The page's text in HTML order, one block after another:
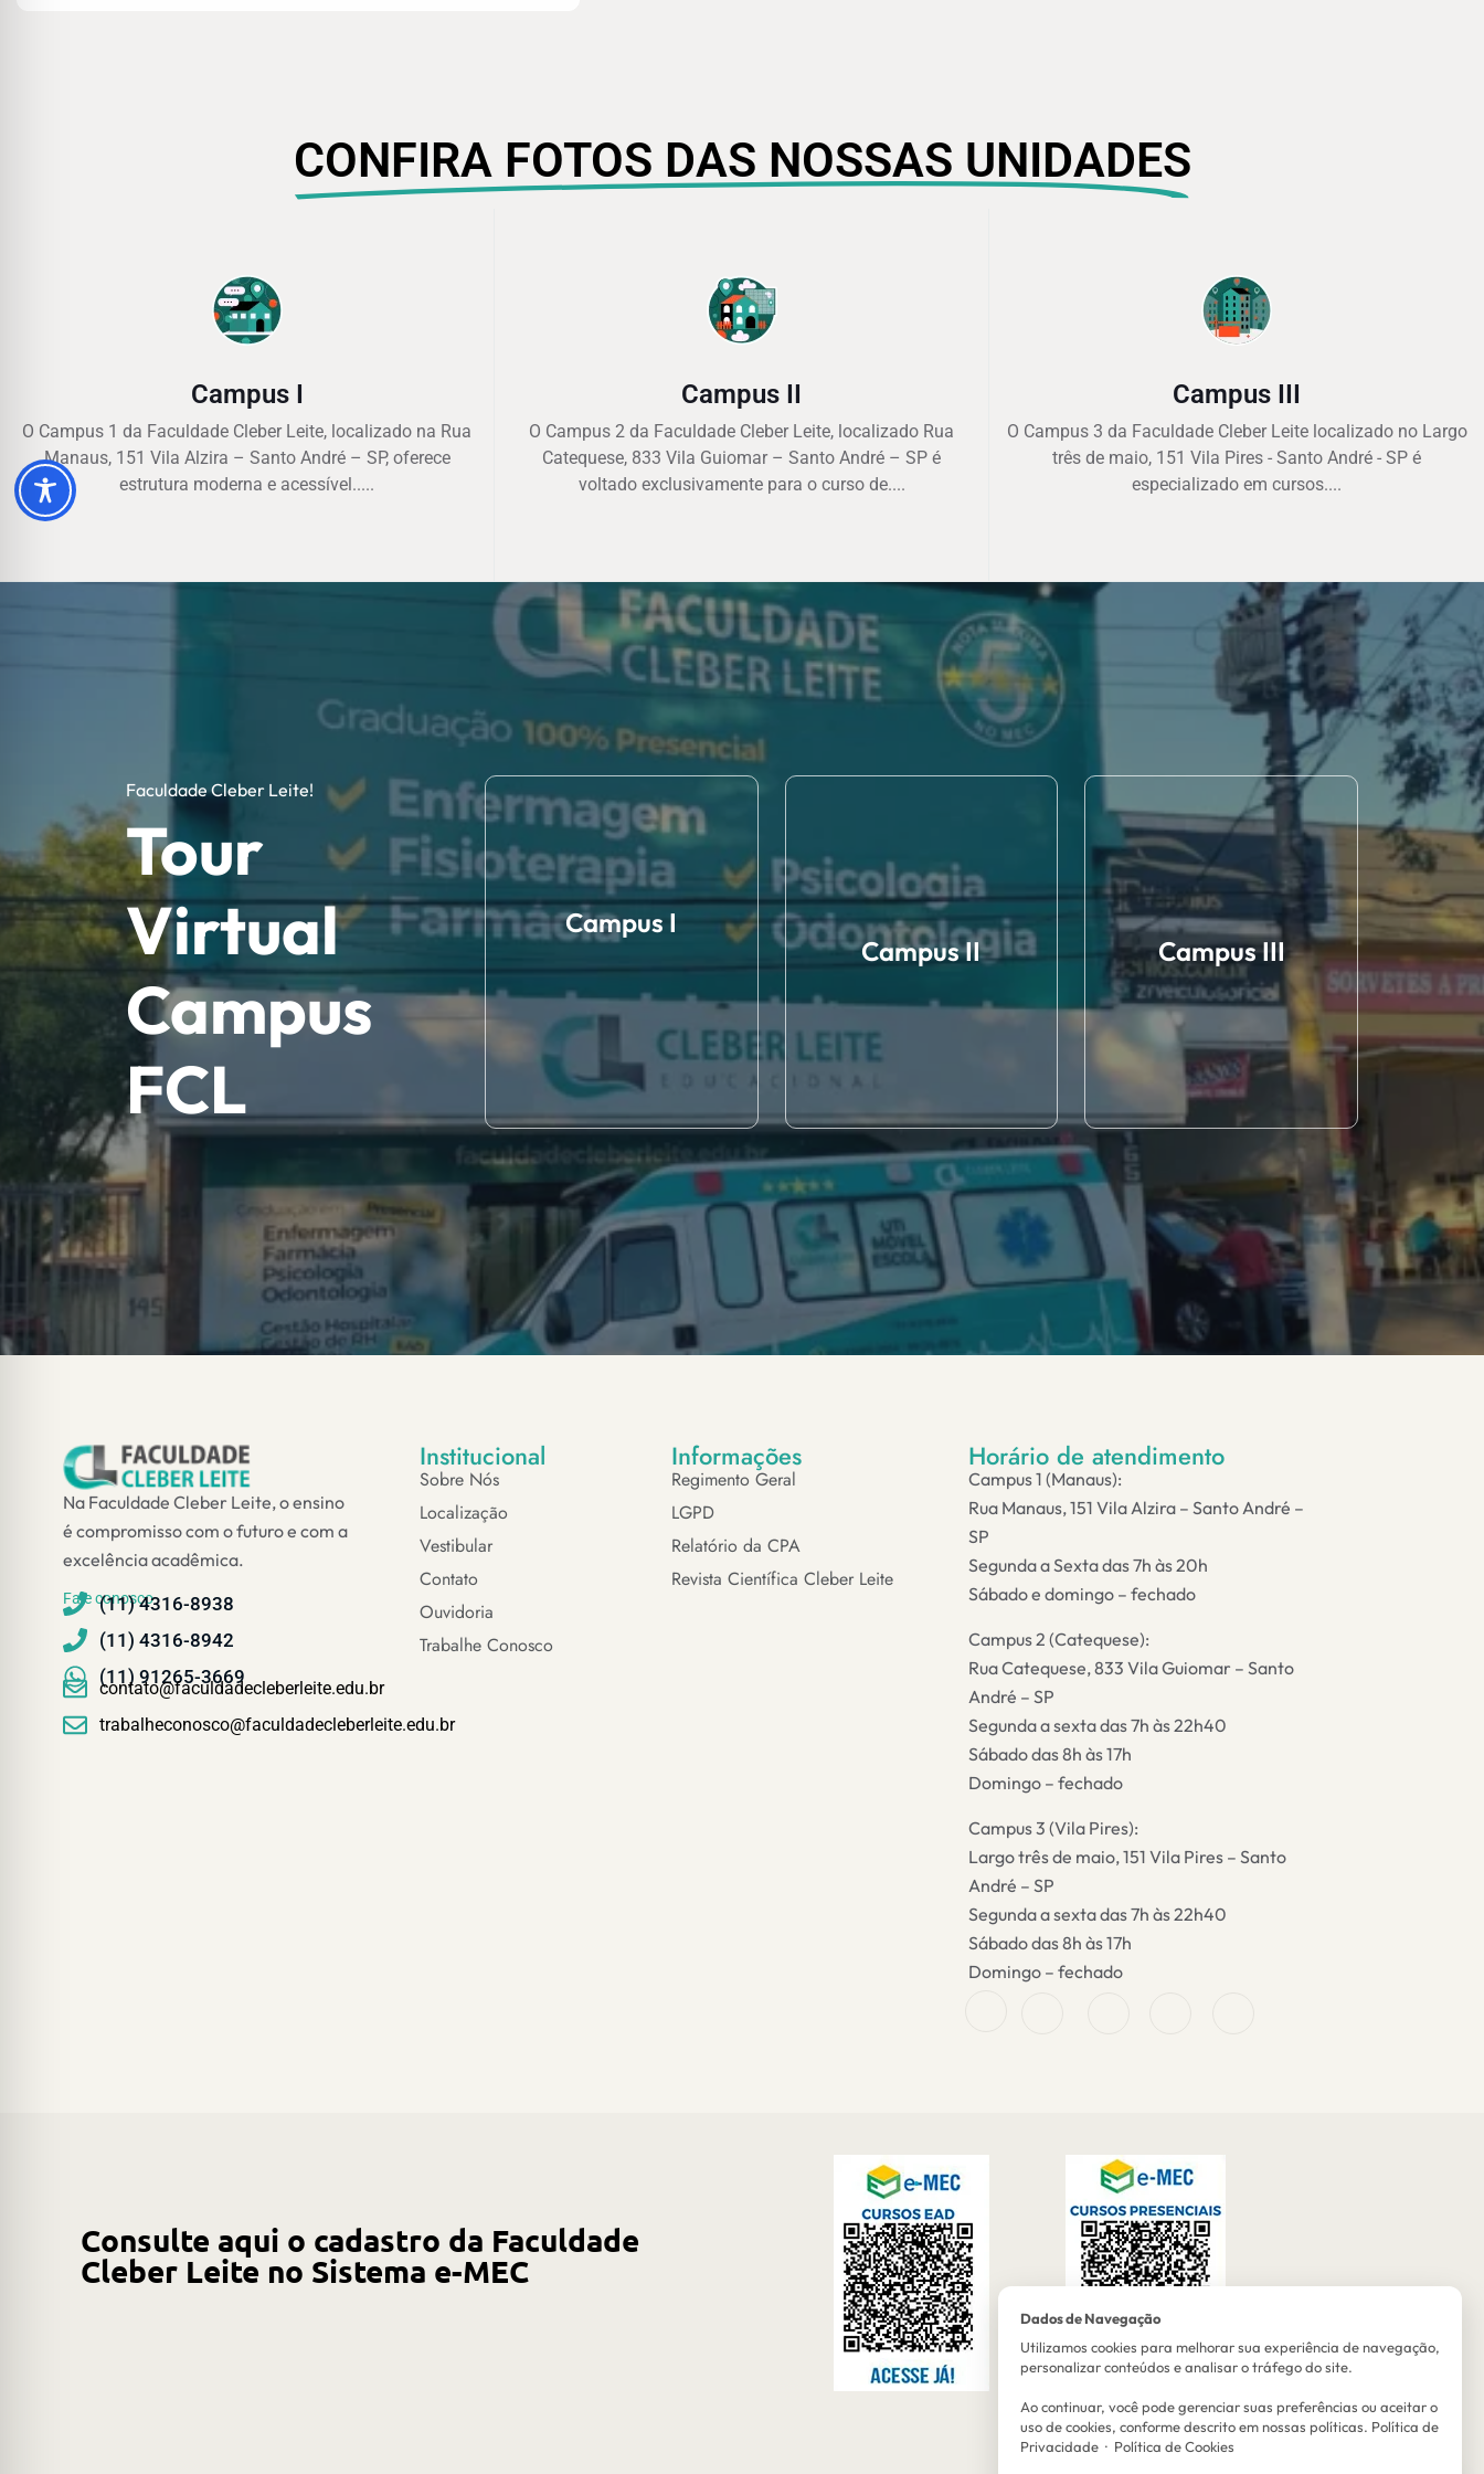
CONFIRA FOTOS DAS NOSSAS UNIDADES
Campus I
O Campus 1 da Faculdade Cleber Leite, localizado na Rua
Manaus, 151 Vila Alzira – Santo André – SP, oferece
estrutura moderna e acessível.....
Campus II
O Campus 2 da Faculdade Cleber Leite, localizado Rua
Catequese, 833 Vila Guiomar – Santo André – SP é
voltado exclusivamente para o curso de....
Campus III
O Campus 3 da Faculdade Cleber Leite localizado no Largo
três de maio, 151 Vila Pires - Santo André - SP é
especializado em cursos....
Faculdade Cleber Leite!
Tour
Virtual
Campus
FCL
Campus I
Campus II
Campus III
Na Faculdade Cleber Leite, o ensino
é compromisso com o futuro e com a
excelência acadêmica.
Fale conosco
(11) 4316-8938
(11) 4316-8942
(11) 91265-3669
contato@faculdadecleberleite.edu.br
trabalheconosco@faculdadecleberleite.edu.br
Institucional
Sobre Nós
Localização
Vestibular
Contato
Ouvidoria
Trabalhe Conosco
Informações
Regimento Geral
LGPD
Relatório da CPA
Revista Científica Cleber Leite
Horário de atendimento
Campus 1 (Manaus):
Rua Manaus, 151 Vila Alzira – Santo André –
SP
Segunda a Sexta das 7h às 20h
Sábado e domingo – fechado
Campus 2 (Catequese):
Rua Catequese, 833 Vila Guiomar – Santo
André – SP
Segunda a sexta das 7h às 22h40
Sábado das 8h às 17h
Domingo – fechado
Campus 3 (Vila Pires):
Largo três de maio, 151 Vila Pires – Santo
André – SP
Segunda a sexta das 7h às 22h40
Sábado das 8h às 17h
Domingo – fechado
Consulte aqui o cadastro da Faculdade
Cleber Leite no Sistema e-MEC
Dados de Navegação
Utilizamos cookies para melhorar sua experiência de navegação,
personalizar conteúdos e analisar o tráfego do site.
Ao continuar, você pode gerenciar suas preferências ou aceitar o
uso de cookies, conforme descrito em nossas políticas. Política de
Privacidade · Política de Cookies